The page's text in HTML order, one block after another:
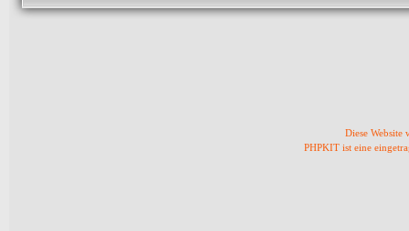
Diese Website
PHPKIT ist eine